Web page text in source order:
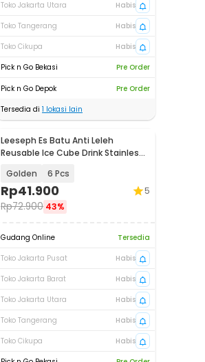
Toko Jakarta Utara
Habis
Toko Tangerang
Habis
Toko Cikupa
Habis
Pick n Go Bekasi
Pre Order
Pick n Go Depok
Pre Order
Tersedia di 1 lokasi lain
Leeseph Es Batu Anti Leleh
Reusable Ice Cube Drink Stainless
Golden 6 Pcs
Rp41.900
Rp72.900 43%
5
Gudang Online
Tersedia
Toko Jakarta Pusat
Habis
Toko Jakarta Barat
Habis
Toko Jakarta Utara
Habis
Toko Tangerang
Habis
Toko Cikupa
Habis